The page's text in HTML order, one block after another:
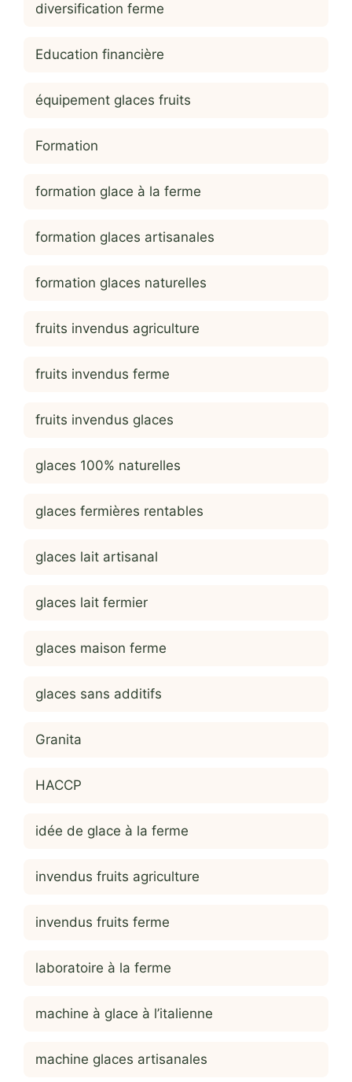
diversification ferme
Education financière
équipement glaces fruits
Formation
formation glace à la ferme
formation glaces artisanales
formation glaces naturelles
fruits invendus agriculture
fruits invendus ferme
fruits invendus glaces
glaces 100% naturelles
glaces fermières rentables
glaces lait artisanal
glaces lait fermier
glaces maison ferme
glaces sans additifs
Granita
HACCP
idée de glace à la ferme
invendus fruits agriculture
invendus fruits ferme
laboratoire à la ferme
machine à glace à l’italienne
machine glaces artisanales